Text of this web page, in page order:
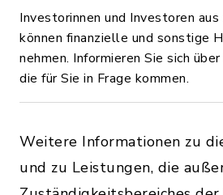
Investorinnen und Investoren
können finanzielle und sonstige
nehmen. Informieren Sie sich
die für Sie in Frage kommen.
Weitere Informationen zu
und zu Leistungen, die